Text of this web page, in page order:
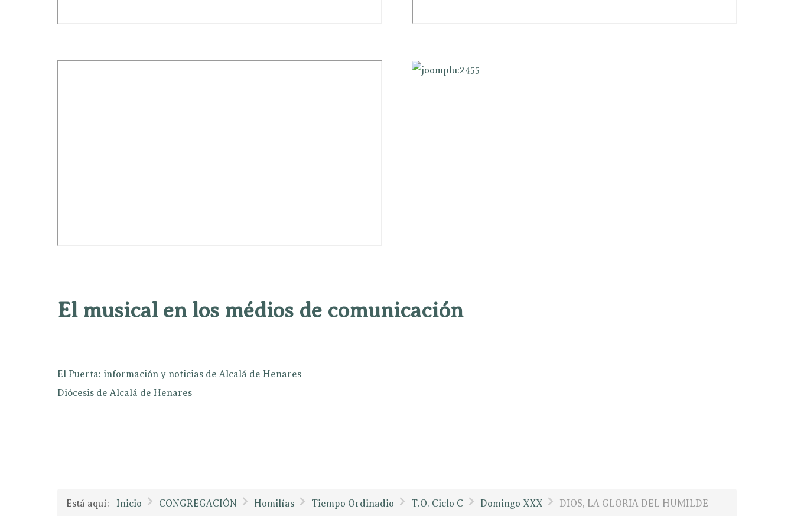
El musical en los médios de comunicación
El Puerta: información y noticias de Alcalá de Henares
Diócesis de Alcalá de Henares
Está aquí: Inicio CONGREGACIÓN Homilías Tiempo Ordinadio T.O. Ciclo C Domingo XXX DIOS, LA GLORIA DEL HUMILDE